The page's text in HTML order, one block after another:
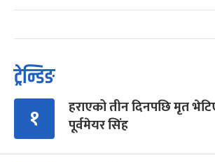
ट्रेन्डिङ
१
हराएको तीन दिनपछि मृत
पूर्वमेयर सिंह